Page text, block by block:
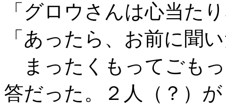
「グロウさんは心当た
「あったら、お前に聞
まったくもってごも
答だった。２人（？）が